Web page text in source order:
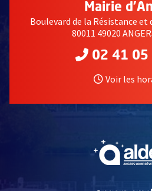
Mairie
Boulevard de la Résistance
80011 49020
02 41 05
Voir les